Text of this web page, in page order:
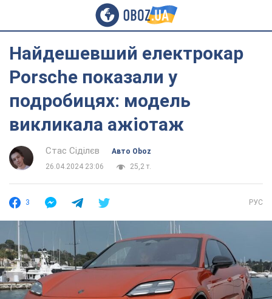
Найдешевший електрокар
Porsche показали у
подробицях: модель
викликала ажіотаж
Стас Сіділєв
Авто Oboz
26.04.2024 23:06
25,2 т.
3 РУС